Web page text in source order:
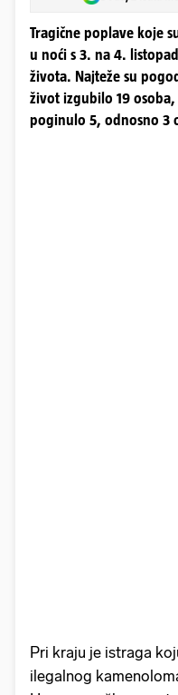
Tragične poplave koje
u noći s 3. na 4.
života. Najteže su
život izgubilo 19
poginulo 5, odnosno 3
Pri kraju je istraga
ilegalnog